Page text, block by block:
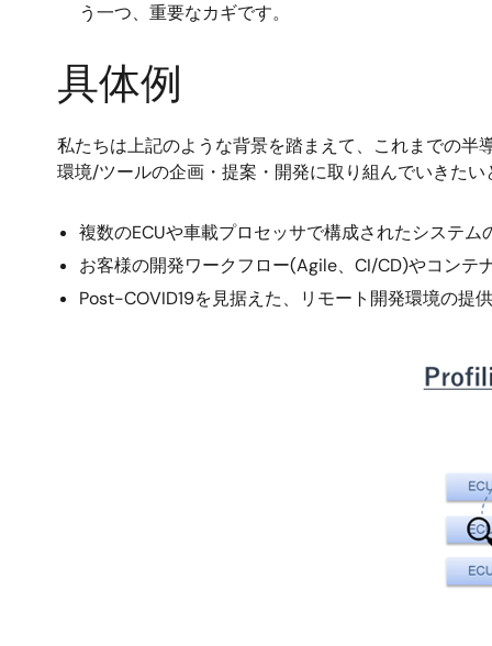
う一つ、重要なカギです。
具体例
私たちは上記のような背景を踏まえて、これまでの
環境/ツールの企画・提案・開発に取り組んでいきた
複数のECUや車載プロセッサで構成されたシステ
お客様の開発ワークフロー(Agile、CI/CD)やコンテ
Post-COVID19を見据えた、リモート開発環境の提